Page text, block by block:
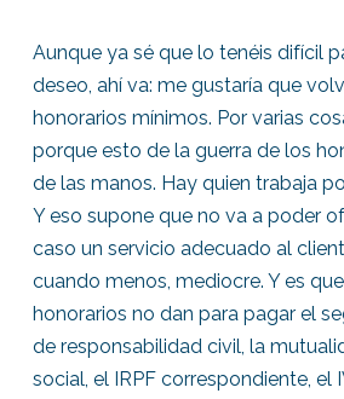
Aunque ya sé que lo tenéis difícil
deseo, ahí va: me gustaría que
honorarios mínimos. Por varias
porque esto de la guerra de los
de las manos. Hay quien trabaja
Y eso supone que no va a poder
caso un servicio adecuado al
cuando menos, mediocre. Y es
honorarios no dan para pagar el
de responsabilidad civil, la
social, el IRPF correspondiente, el